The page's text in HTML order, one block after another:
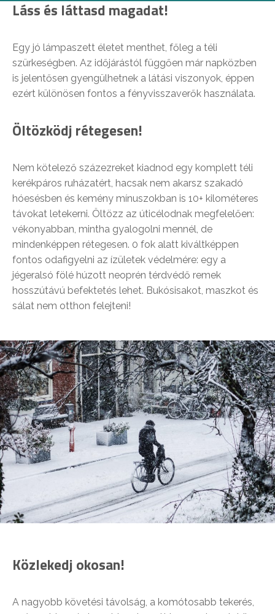
Láss és láttasd magadat!
Egy jó lámpaszett életet menthet, főleg a téli
szürkeségben. Az időjárástól függően már napközben
is jelentősen gyengülhetnek a látási viszonyok, éppen
ezért különösen fontos a fényvisszaverők használata.
Öltözködj rétegesen!
Nem kötelező százezreket kiadnod egy komplett téli
kerékpáros ruházatért, hacsak nem akarsz szakadó
hóesésben és kemény mínuszokban is 10+ kilométeres
távokat letekerni. Öltözz az úticélodnak megfelelően:
vékonyabban, mintha gyalogolni mennél, de
mindenképpen rétegesen. 0 fok alatt kiváltképpen
fontos odafigyelni az ízületek védelmére: egy a
jégeralsó fölé húzott neoprén térdvédő remek
hosszútávú befektetés lehet. Bukósisakot, maszkot és
sálat nem otthon felejteni!
Közlekedj okosan!
A nagyobb követési távolság, a komótosabb tekerés,